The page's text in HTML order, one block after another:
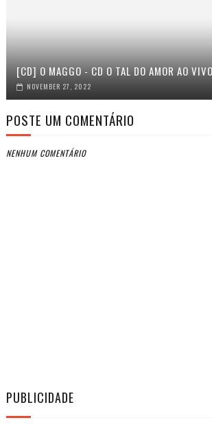
[CD] O MAGGO - CD O TAL DO AMOR AO
NOVEMBER 27, 2022
POSTE UM COMENTÁRIO
NENHUM COMENTÁRIO
PUBLICIDADE